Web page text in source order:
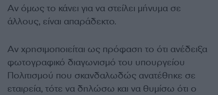
Αν όμως το κάνει για να στείλει μήνυμα σε
άλλους, είναι απαράδεκτο.
Αν χρησιμοποιείται ως πρόφαση το ότι ανέδειξα
φωτογραφικό διαγωνισμό του υπουργείου
Πολιτισμού που σκανδαλωδώς ανατέθηκε σε
εταιρεία, τότε να δηλώσω και να θυμίσω ότι ο